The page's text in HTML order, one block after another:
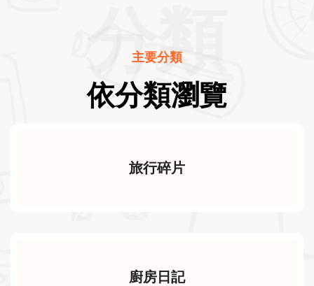
分類
主要分類
依分類瀏覽
旅行碎片
廚房日記